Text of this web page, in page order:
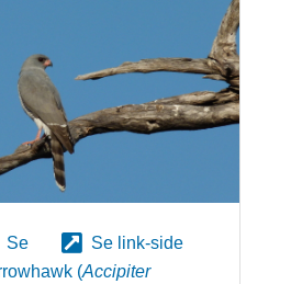
Se
Se link-side
(Accipiter